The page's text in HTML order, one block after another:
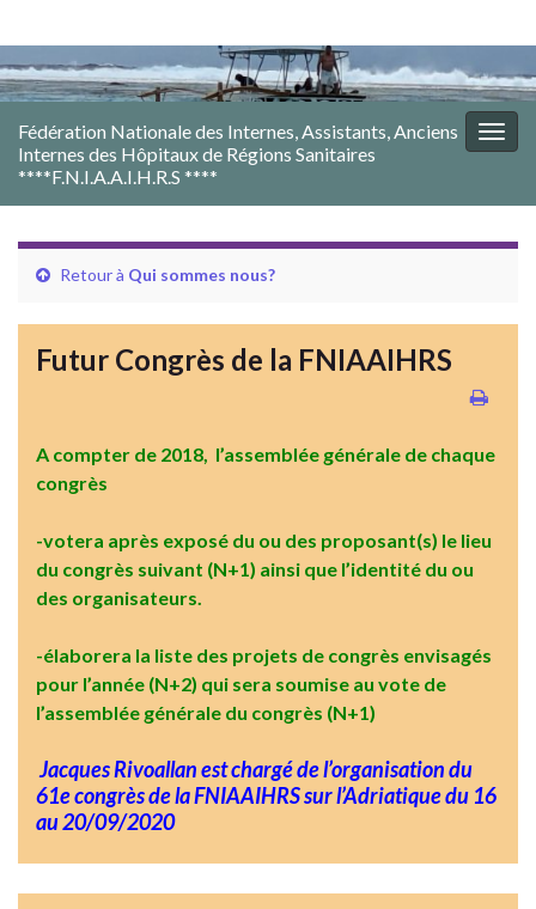
Fédération Nationale des Internes, Assistants, Anciens
Internes des Hôpitaux de Régions Sanitaires
****F.N.I.A.A.I.H.R.S ****
Retour à Qui sommes nous?
Futur Congrès de la FNIAAIHRS
A compter de 2018, l’assemblée générale de chaque
congrès
-votera après exposé du ou des proposant(s) le lieu
du congrès suivant (N+1) ainsi que l’identité du ou
des organisateurs.
-élaborera la liste des projets de congrès envisagés
pour l’année (N+2) qui sera soumise au vote de
l’assemblée générale du congrès (N+1)
Jacques Rivoallan est chargé de l’organisation du
61e congrès de la FNIAAIHRS sur l’Adriatique du 16
au 20/09/2020